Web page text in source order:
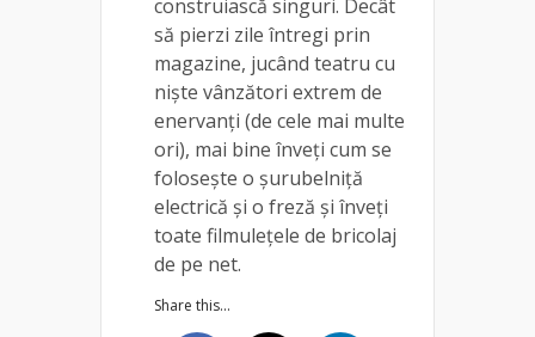
construiască singuri. Decât
să pierzi zile întregi prin
magazine, jucând teatru cu
niște vânzători extrem de
enervanți (de cele mai multe
ori), mai bine înveți cum se
folosește o șurubelniță
electrică și o freză și înveți
toate filmulețele de bricolaj
de pe net.
Share this...